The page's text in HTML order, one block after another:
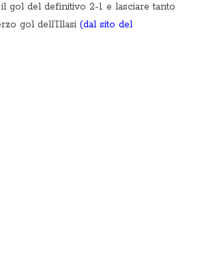
gol del definitivo 2-1 e lasciare tanto
gol dell’Illasi (dal sito del